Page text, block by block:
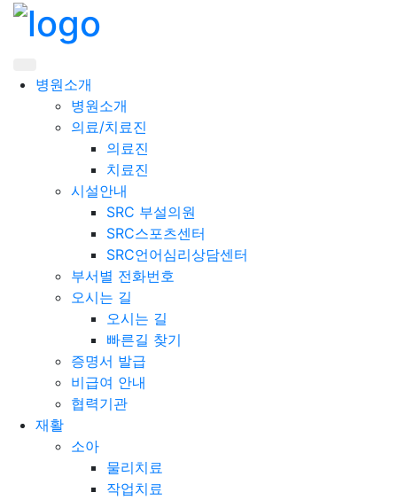
메뉴 버튼
병원소개
병원소개
의료/치료진
의료진
치료진
시설안내
SRC 부설의원
SRC스포츠센터
SRC언어심리상담센터
부서별 전화번호
오시는 길
오시는 길
빠른길 찾기
증명서 발급
비급여 안내
협력기관
재활
소아
물리치료
작업치료